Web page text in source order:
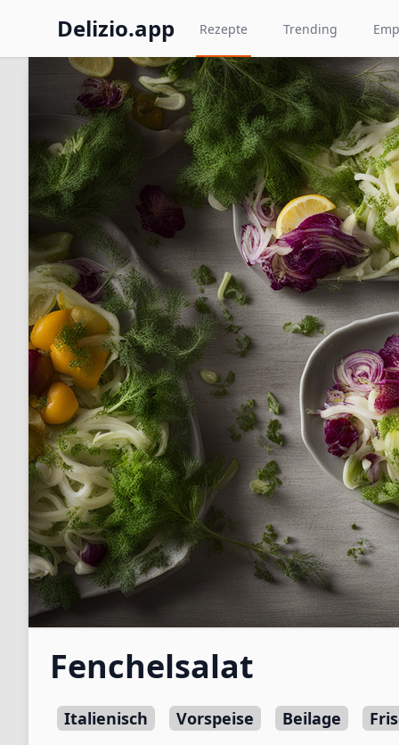
Delizio.app Rezepte Trending
Fenchelsalat
Italienisch Vorspeise Beilage